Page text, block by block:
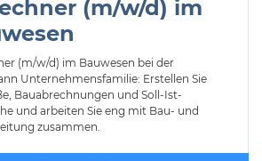
(m/w/d) im
(m/w/d) im Bauwesen bei der
Unternehmensfamilie: Erstellen Sie
Bauabrechnungen und Soll-Ist-
und arbeiten Sie eng mit Bau- und
zusammen.